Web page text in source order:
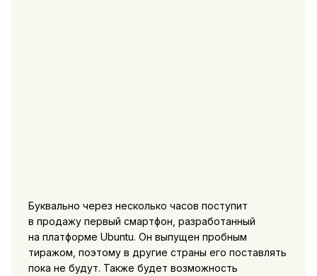
Буквально через несколько часов поступит
в продажу первый смартфон, разработанный
на платформе Ubuntu. Он выпущен пробным
тиражом, поэтому в другие страны его поставлять
пока не будут. Также будет возможность